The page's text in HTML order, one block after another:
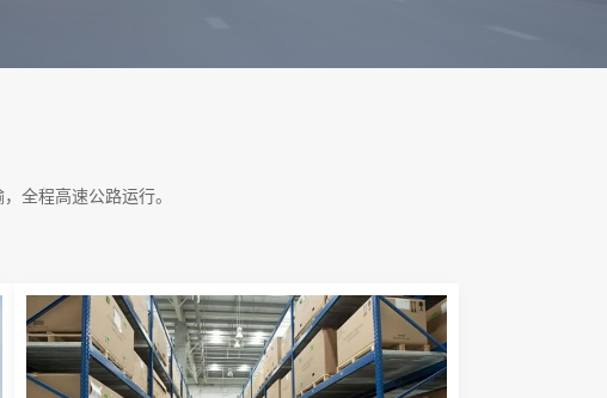
全程高速公路运行。